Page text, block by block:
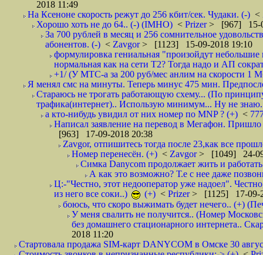
2018 11:49
На Ксеноне скорость режут до 256 кбит/сек. Чудаки. (-) <
Хорошо хоть не до 64.. (-) (IMHO) < Prizer> [967] 15-
За 700 рублей в месяц и 256 сомнительное
абонентов. (-) < Zavgor> [1123] 15-09-2018 19:10
формулировка гениальная "произойдут небольшие
нормальная как на сети Т2? Тогда надо и АП
+1/ (У МТС-а за 200 руб/мес анлим на скорости 1
Я менял смс на минуты. Теперь минус 475 мин.
Стараюсь не трогать работающую схему... (По
трафика(интернет).. Использую минимум... Ну не
а кто-нибудь увидил от них номер по MNP ? (+) <
Написал заявление на перевод в Мегафон.
[963] 17-09-2018 20:38
Zavgor, отпишитесь тогда после 23,как все
Номер перенесён. (+) < Zavgor> [1049] 24-
Симка Danycom продолжает жить и
А как это возможно? Т.е с нее даже
Ц:-"Честно, этот недооператор уже надоел".
из него все соки..)
(+) < Prizer> [1125] 17-09-
боюсь, что скоро выжимать будет нечего.. (+)
У меня свалить не получится.. (Номер
без домашнего стационарного интернета..
2018 11:20
Стартовала продажа SIM-карт DANYCOM в Омске 30